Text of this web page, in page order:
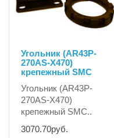
Угольник (AR43P-
270AS-X470)
крепежный SMC
Угольник (AR43P-
270AS-X470)
крепежный SMC..
3070.70руб.